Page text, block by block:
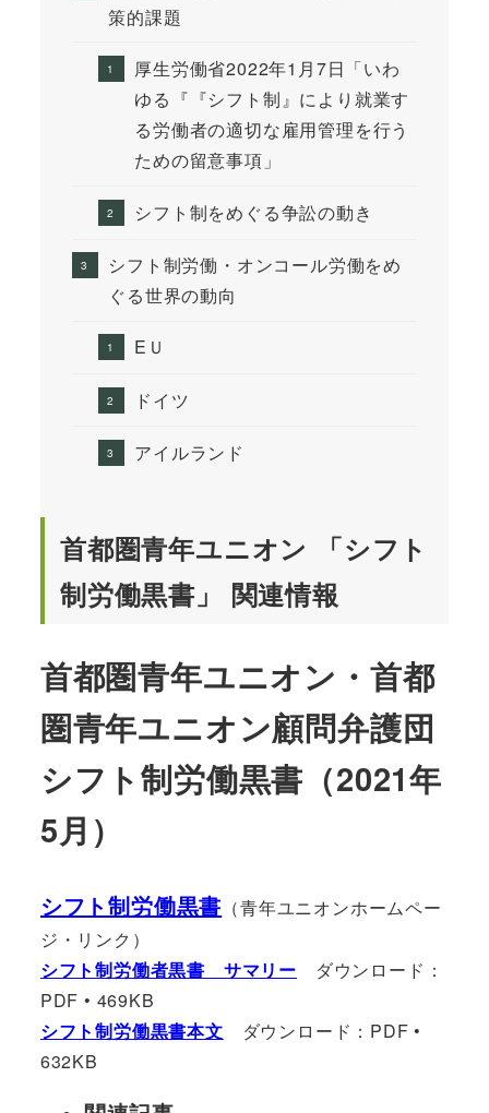
策的課題
厚生労働省2022年1月7日「いわ
ゆる『『シフト制』により就業す
る労働者の適切な雇用管理を行う
ための留意事項」
シフト制をめぐる争訟の動き
シフト制労働・オンコール労働をめ
ぐる世界の動向
EＵ
ドイツ
アイルランド
首都圏青年ユニオン 「シフト
制労働黒書」 関連情報
首都圏青年ユニオン・首都
圏青年ユニオン顧問弁護団
シフト制労働黒書（2021年
5月）
シフト制労働黒書 （青年ユニオンホームペー
ジ・リンク）
シフト制労働者黒書 サマリー ダウンロード：
PDF • 469KB
シフト制労働黒書本文 ダウンロード：PDF •
632KB